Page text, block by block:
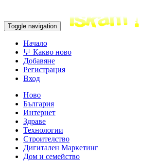
Toggle navigation
Начало
💬 Какво ново
Добавяне
Регистрация
Вход
Ново
България
Интернет
Здраве
Технологии
Строителство
Дигитален Маркетинг
Дом и семейство